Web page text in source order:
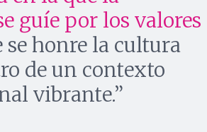
guíe por los valores
se honre la cultura
de un contexto
vibrante.